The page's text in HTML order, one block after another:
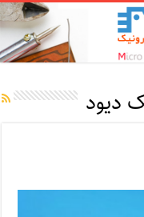
دیود